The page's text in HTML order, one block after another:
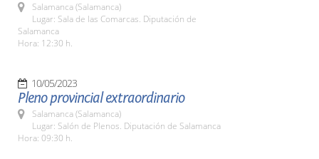
Salamanca (Salamanca)
Lugar: Sala de las Comarcas. Diputación de
Salamanca
Hora: 12:30 h.
10/05/2023
Pleno provincial extraordinario
Salamanca (Salamanca)
Lugar: Salón de Plenos. Diputación de Salamanca
Hora: 09:30 h.